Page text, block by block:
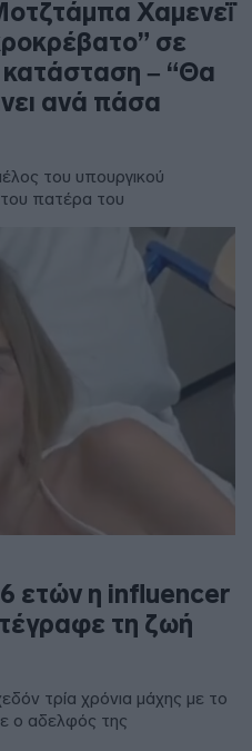
Χαμενεΐ
σε
κατάσταση – “Θα
ανά πάσα
του υπουργικού
πατέρα του
ετών η influencer
τη ζωή
τρία χρόνια μάχης με το
ο αδελφός της